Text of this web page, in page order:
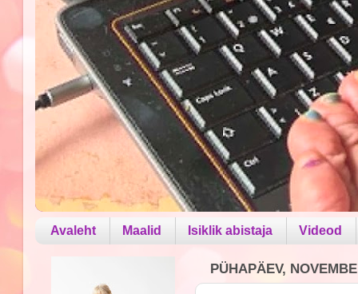
Avaleht Maalid Isiklik abistaja Videod
PÜHAPÄEV,